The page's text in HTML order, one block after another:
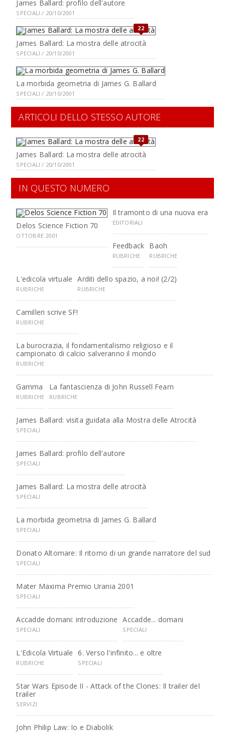
James Ballard: profilo dell'autore
SPECIALI / 20/10/2001
22
James Ballard: La mostra delle atrocità
SPECIALI / 20/10/2001
La morbida geometria di James G. Ballard
SPECIALI / 20/10/2001
ARTICOLI DELLO STESSO AUTORE
22
James Ballard: La mostra delle atrocità
SPECIALI / 20/10/2001
IN QUESTO NUMERO
Delos Science Fiction 70
OTTOBRE 2001
Il tramonto di una nuova era
EDITORIALI
Feedback
RUBRICHE
Baoh
RUBRICHE
L'edicola virtuale
RUBRICHE
Arditi dello spazio, a noi! (2/2)
RUBRICHE
Camilleri scrive SF!
RUBRICHE
La burocrazia, il fondamentalismo religioso e il
campionato di calcio salveranno il mondo
RUBRICHE
Gamma
RUBRICHE
La fantascienza di John Russell Fearn
RUBRICHE
James Ballard: visita guidata alla Mostra delle Atrocità
SPECIALI
James Ballard: profilo dell'autore
SPECIALI
James Ballard: La mostra delle atrocità
SPECIALI
La morbida geometria di James G. Ballard
SPECIALI
Donato Altomare: Il ritorno di un grande narratore del sud
SPECIALI
Mater Maxima Premio Urania 2001
SPECIALI
Accadde domani: introduzione
SPECIALI
Accadde... domani
SPECIALI
L'Edicola Virtuale
RUBRICHE
6. Verso l'infinito... e oltre
SPECIALI
Star Wars Episode II - Attack of the Clones: Il trailer del
trailer
SERVIZI
John Philip Law: Io e Diabolik